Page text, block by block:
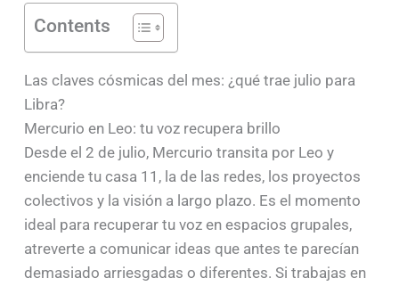
Contents
Las claves cósmicas del mes: ¿qué trae julio para
Libra?
Mercurio en Leo: tu voz recupera brillo
Desde el 2 de julio, Mercurio transita por Leo y
enciende tu casa 11, la de las redes, los proyectos
colectivos y la visión a largo plazo. Es el momento
ideal para recuperar tu voz en espacios grupales,
atreverte a comunicar ideas que antes te parecían
demasiado arriesgadas o diferentes. Si trabajas en